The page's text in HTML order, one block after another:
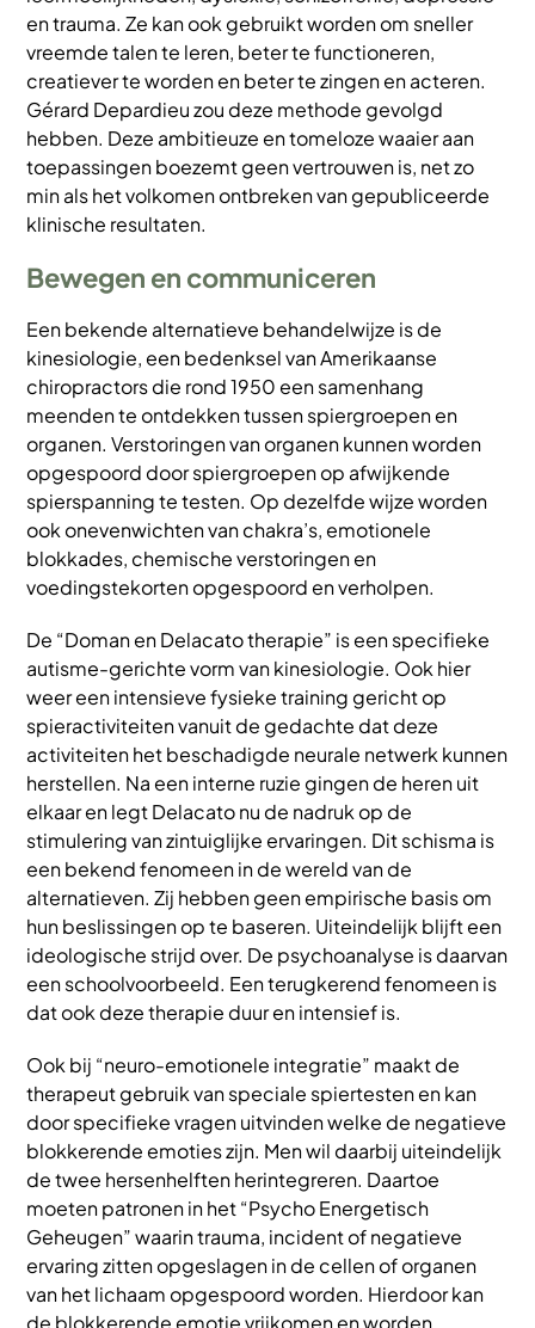
en trauma. Ze kan ook gebruikt worden om sneller
vreemde talen te leren, beter te functioneren,
creatiever te worden en beter te zingen en acteren.
Gérard Depardieu zou deze methode gevolgd
hebben. Deze ambitieuze en tomeloze waaier aan
toepassingen boezemt geen vertrouwen is, net zo
min als het volkomen ontbreken van gepubliceerde
klinische resultaten.
Bewegen en communiceren
Een bekende alternatieve behandelwijze is de
kinesiologie, een bedenksel van Amerikaanse
chiropractors die rond 1950 een samenhang
meenden te ontdekken tussen spiergroepen en
organen. Verstoringen van organen kunnen worden
opgespoord door spiergroepen op afwijkende
spierspanning te testen. Op dezelfde wijze worden
ook onevenwichten van chakra’s, emotionele
blokkades, chemische verstoringen en
voedingstekorten opgespoord en verholpen.
De “Doman en Delacato therapie” is een specifieke
autisme-gerichte vorm van kinesiologie. Ook hier
weer een intensieve fysieke training gericht op
spieractiviteiten vanuit de gedachte dat deze
activiteiten het beschadigde neurale netwerk kunnen
herstellen. Na een interne ruzie gingen de heren uit
elkaar en legt Delacato nu de nadruk op de
stimulering van zintuiglijke ervaringen. Dit schisma is
een bekend fenomeen in de wereld van de
alternatieven. Zij hebben geen empirische basis om
hun beslissingen op te baseren. Uiteindelijk blijft een
ideologische strijd over. De psychoanalyse is daarvan
een schoolvoorbeeld. Een terugkerend fenomeen is
dat ook deze therapie duur en intensief is.
Ook bij “neuro-emotionele integratie” maakt de
therapeut gebruik van speciale spiertesten en kan
door specifieke vragen uitvinden welke de negatieve
blokkerende emoties zijn. Men wil daarbij uiteindelijk
de twee hersenhelften herintegreren. Daartoe
moeten patronen in het “Psycho Energetisch
Geheugen” waarin trauma, incident of negatieve
ervaring zitten opgeslagen in de cellen of organen
van het lichaam opgespoord worden. Hierdoor kan
de blokkerende emotie vrijkomen en worden